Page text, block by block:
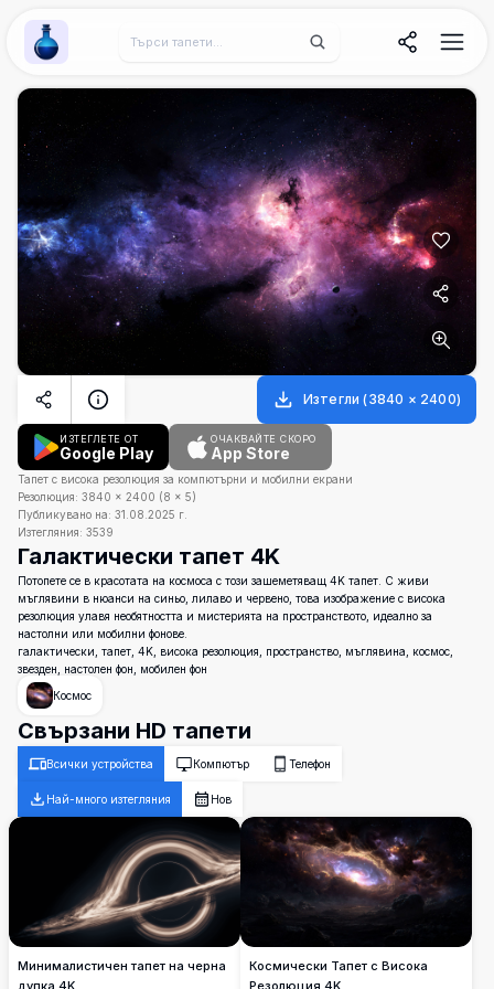
Wallpaper Alchemy
Изтегли (3840 × 2400)
ИЗТЕГЛЕТЕ ОТ
Google Play
ОЧАКВАЙТЕ СКОРО
App Store
Тапет с висока резолюция за компютърни и мобилни екрани
Резолюция: 3840 × 2400 (8 × 5)
Публикувано на: 31.08.2025 г.
Изтегляния: 3539
Галактически тапет 4K
Потопете се в красотата на космоса с този зашеметяващ 4K тапет. С живи
мъглявини в нюанси на синьо, лилаво и червено, това изображение с висока
резолюция улавя необятността и мистерията на пространството, идеално за
настолни или мобилни фонове.
галактически, тапет, 4K, висока резолюция, пространство, мъглявина, космос,
звезден, настолен фон, мобилен фон
Космос
Свързани HD тапети
Всички устройства Компютър Телефон
Най-много изтегляния Нов
Минималистичен тапет на черна
дупка 4K
Космически Тапет с Висока
Резолюция 4K